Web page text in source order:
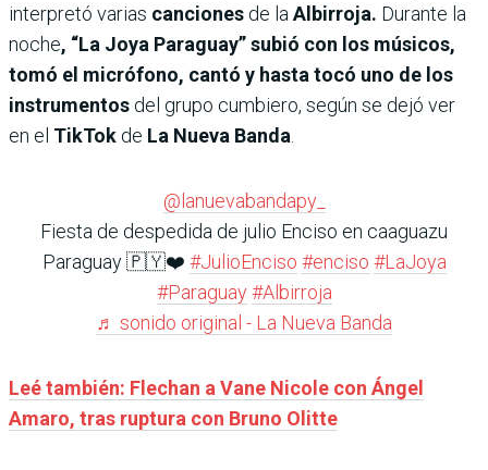
interpretó varias canciones de la Albirroja. Durante la
noche, “La Joya Paraguay” subió con los músicos,
tomó el micrófono, cantó y hasta tocó uno de los
instrumentos del grupo cumbiero, según se dejó ver
en el TikTok de La Nueva Banda
@lanuevabandapy_
Fiesta de despedida de julio Enciso en caaguazu
Paraguay 🇵🇾❤️ #JulioEnciso #enciso #LaJoya
#Paraguay #Albirroja
♬ sonido original - La Nueva Banda
Leé también: Flechan a Vane Nicole con Ángel
Amaro, tras ruptura con Bruno Olitte